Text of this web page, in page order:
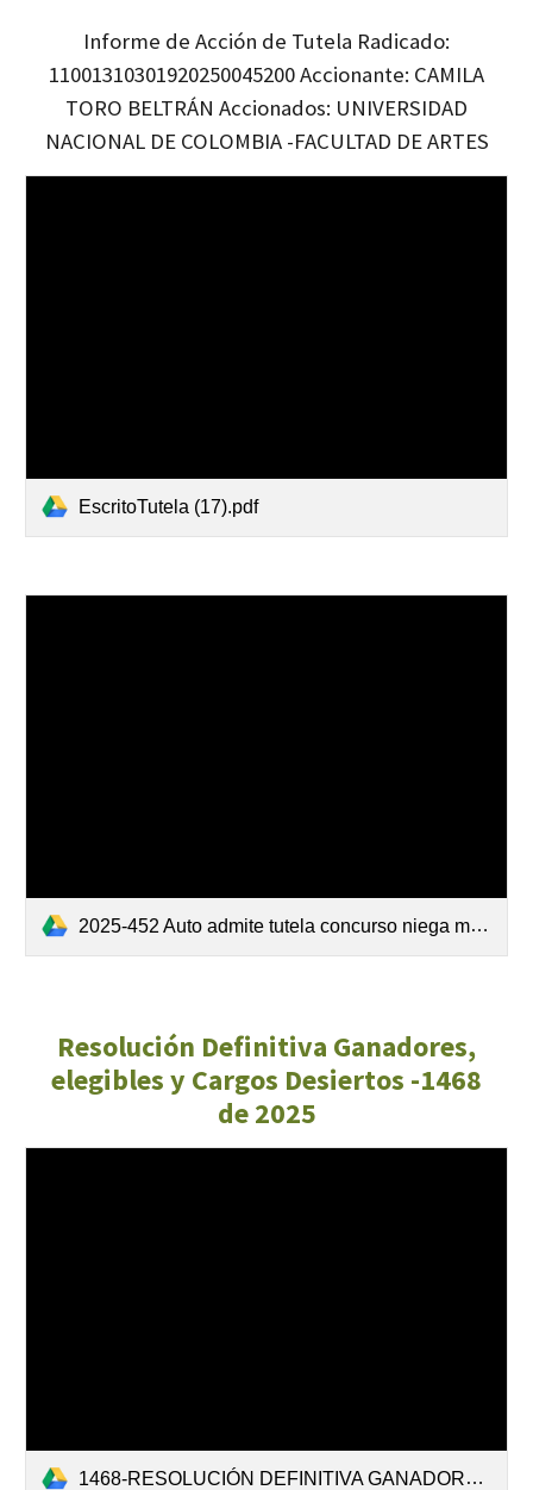
Informe de Acción de Tutela Radicado:
11001310301920250045200 Accionante: CAMILA
TORO BELTRÁN Accionados: UNIVERSIDAD
NACIONAL DE COLOMBIA -FACULTAD DE ARTES
EscritoTutela (17).pdf
2025-452 Auto admite tutela concurso niega medida provisional.pdf
Resolución Definitiva Ganadores,
elegibles y Cargos Desiertos -1468
de 2025
1468-RESOLUCIÓN DEFINITIVA GANADORES Y ELEGIBLES CONCURSO.pdf